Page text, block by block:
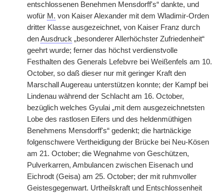
entschlossenen Benehmen Mensdorff's“ dankte, und
wofür M. von Kaiser Alexander mit dem Wladimir-Orden
dritter Klasse ausgezeichnet, von Kaiser Franz durch
denAusdruck „besonderer Allerhöchster Zufriedenheit“
geehrt wurde; ferner das höchst verdienstvolle
Festhalten des Generals Lefebvre bei Weißenfels am 10.
October, so daß dieser nur mit geringer Kraft den
Marschall Augereau unterstützen konnte; der Kampf bei
Lindenau während der Schlacht am 16. October,
bezüglich welches Gyulai „mit dem ausgezeichnetsten
Lobe des rastlosen Eifers und des heldenmüthigen
Benehmens Mensdorff's“ gedenkt; die hartnäckige
folgenschwere Vertheidigung der Brücke bei Neu-Kösen
am 21. October; die Wegnahme von Geschützen,
Pulverkarren, Ambulancen zwischen Eisenach und
Eichrodt (Geisa) am 25. October; der mit ruhmvoller
Geistesgegenwart. Urtheilskraft und Entschlossenheit